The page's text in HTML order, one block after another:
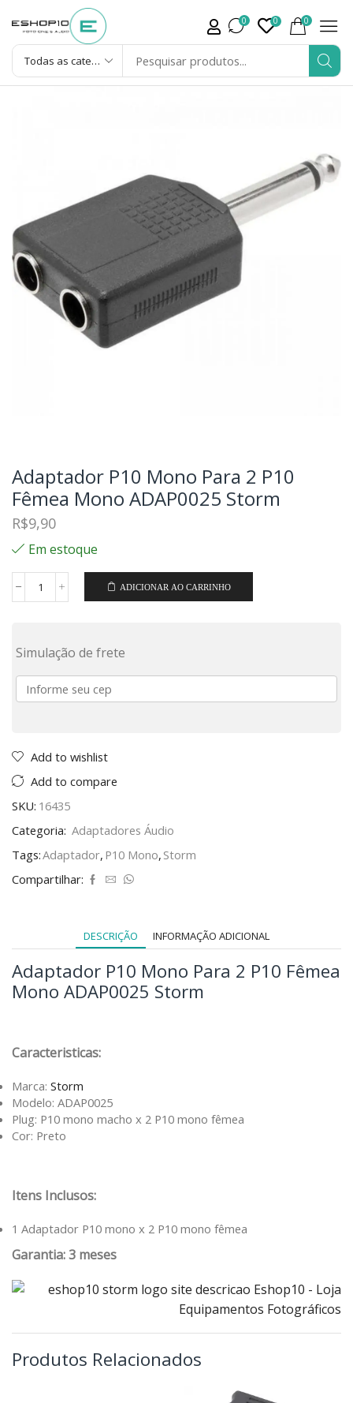
0 0 0
Adaptador P10 Mono Para 2 P10
Fêmea Mono ADAP0025 Storm
R$9,90
Em estoque
ADICIONAR AO CARRINHO
Simulação de frete
Add to wishlist
Add to compare
SKU: 16435
Categoria: Adaptadores Áudio
Tags:Adaptador, P10 Mono, Storm
Compartilhar:
DESCRIÇÃO INFORMAÇÃO ADICIONAL
Adaptador P10 Mono Para 2 P10 Fêmea
Mono ADAP0025 Storm
Caracteristicas:
Marca: Storm
Modelo: ADAP0025
Plug: P10 mono macho x 2 P10 mono fêmea
Cor: Preto
Itens Inclusos:
1 Adaptador P10 mono x 2 P10 mono fêmea
Garantia: 3 meses
Produtos Relacionados